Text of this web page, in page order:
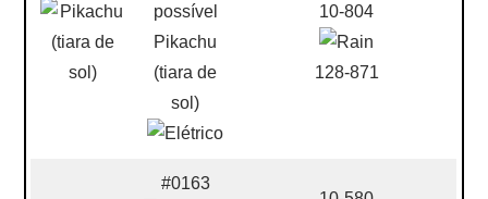
Pikachu
(tiara de
sol)
10-804
128-871
#0163